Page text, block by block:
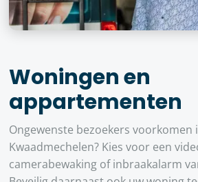
Woningen en
appartementen
Ongewenste bezoekers voorkomen
Kwaadmechelen? Kies voor een
camerabewaking of inbraakalarm